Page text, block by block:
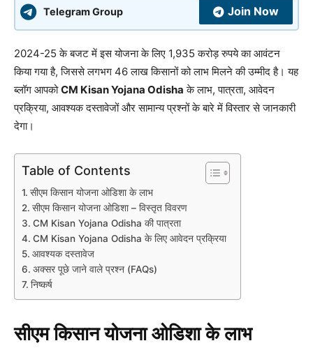
Telegram Group Join Now
2024-25 के बजट में इस योजना के लिए 1,935 करोड़ रुपये का आवंटन
किया गया है, जिससे लगभग 46 लाख किसानों को लाभ मिलने की उम्मीद है। यह
ब्लॉग आपकोCM Kisan Yojana Odisha के लाभ, पात्रता, आवेदन
प्रक्रिया, आवश्यक दस्तावेजों और सामान्य प्रश्नों के बारे में विस्तार से जानकारी
देगा।
Table of Contents
सीएम किसान योजना ओडिशा के लाभ
सीएम किसान योजना ओडिशा – विस्तृत विवरण
CM Kisan Yojana Odisha की पात्रता
CM Kisan Yojana Odisha के लिए आवेदन प्रक्रिया
आवश्यक दस्तावेज
अक्सर पूछे जाने वाले प्रश्न (FAQs)
निष्कर्ष
सीएम किसान योजना ओडिशा के लाभ